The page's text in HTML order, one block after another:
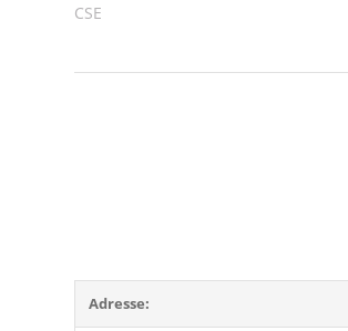
CSE
Adresse: